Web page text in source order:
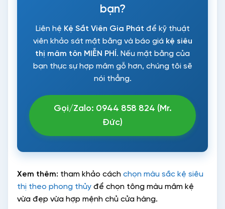
bạn?
Liên hệ Kệ Sắt Viên Gia Phát để kỹ thuật
viên khảo sát mặt bằng và báo giá kệ siêu
thị mâm tôn MIỄN PHÍ . Nếu mặt bằng của
bạn thực sự hợp mâm gỗ hơn, chúng tôi sẽ
nói thẳng.
Gọi/Zalo: 0944 858 824 (Mr.
Đức)
Xem thêm: tham khảo cách chọn màu sắc kệ siêu
thị theo phong thủy để chọn tông màu mâm kệ
vừa đẹp vừa hợp mệnh chủ cửa hàng.